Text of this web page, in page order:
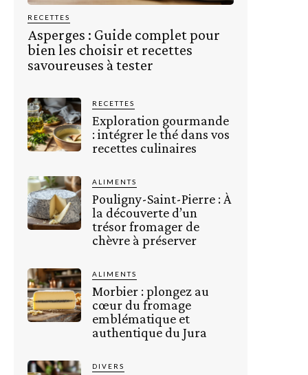
RECETTES
Asperges : Guide complet pour
bien les choisir et recettes
savoureuses à tester
RECETTES
Exploration gourmande
: intégrer le thé dans vos
recettes culinaires
ALIMENTS
Pouligny-Saint-Pierre : À
la découverte d’un
trésor fromager de
chèvre à préserver
ALIMENTS
Morbier : plongez au
cœur du fromage
emblématique et
authentique du Jura
DIVERS